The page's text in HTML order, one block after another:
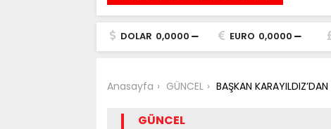
DOLAR 0,0000 EURO 0,0000
Anasayfa GÜNCEL BAŞKAN
GÜNCEL